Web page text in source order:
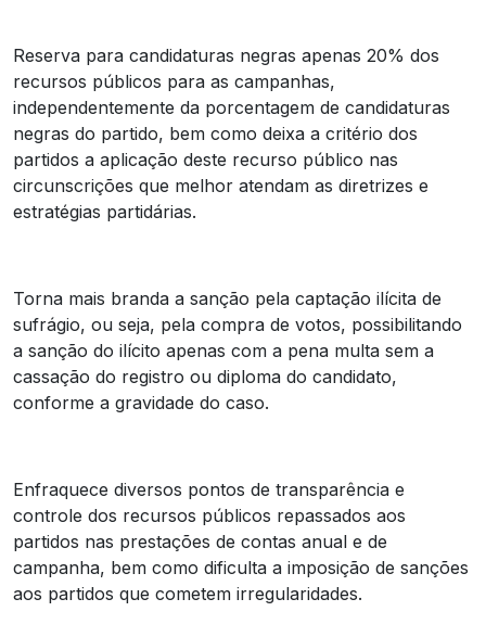
Reserva para candidaturas negras apenas 20% dos
recursos públicos para as campanhas,
independentemente da porcentagem de candidaturas
negras do partido, bem como deixa a critério dos
partidos a aplicação deste recurso público nas
circunscrições que melhor atendam as diretrizes e
estratégias partidárias.
Torna mais branda a sanção pela captação ilícita de
sufrágio, ou seja, pela compra de votos, possibilitando
a sanção do ilícito apenas com a pena multa sem a
cassação do registro ou diploma do candidato,
conforme a gravidade do caso.
Enfraquece diversos pontos de transparência e
controle dos recursos públicos repassados aos
partidos nas prestações de contas anual e de
campanha, bem como dificulta a imposição de sanções
aos partidos que cometem irregularidades.